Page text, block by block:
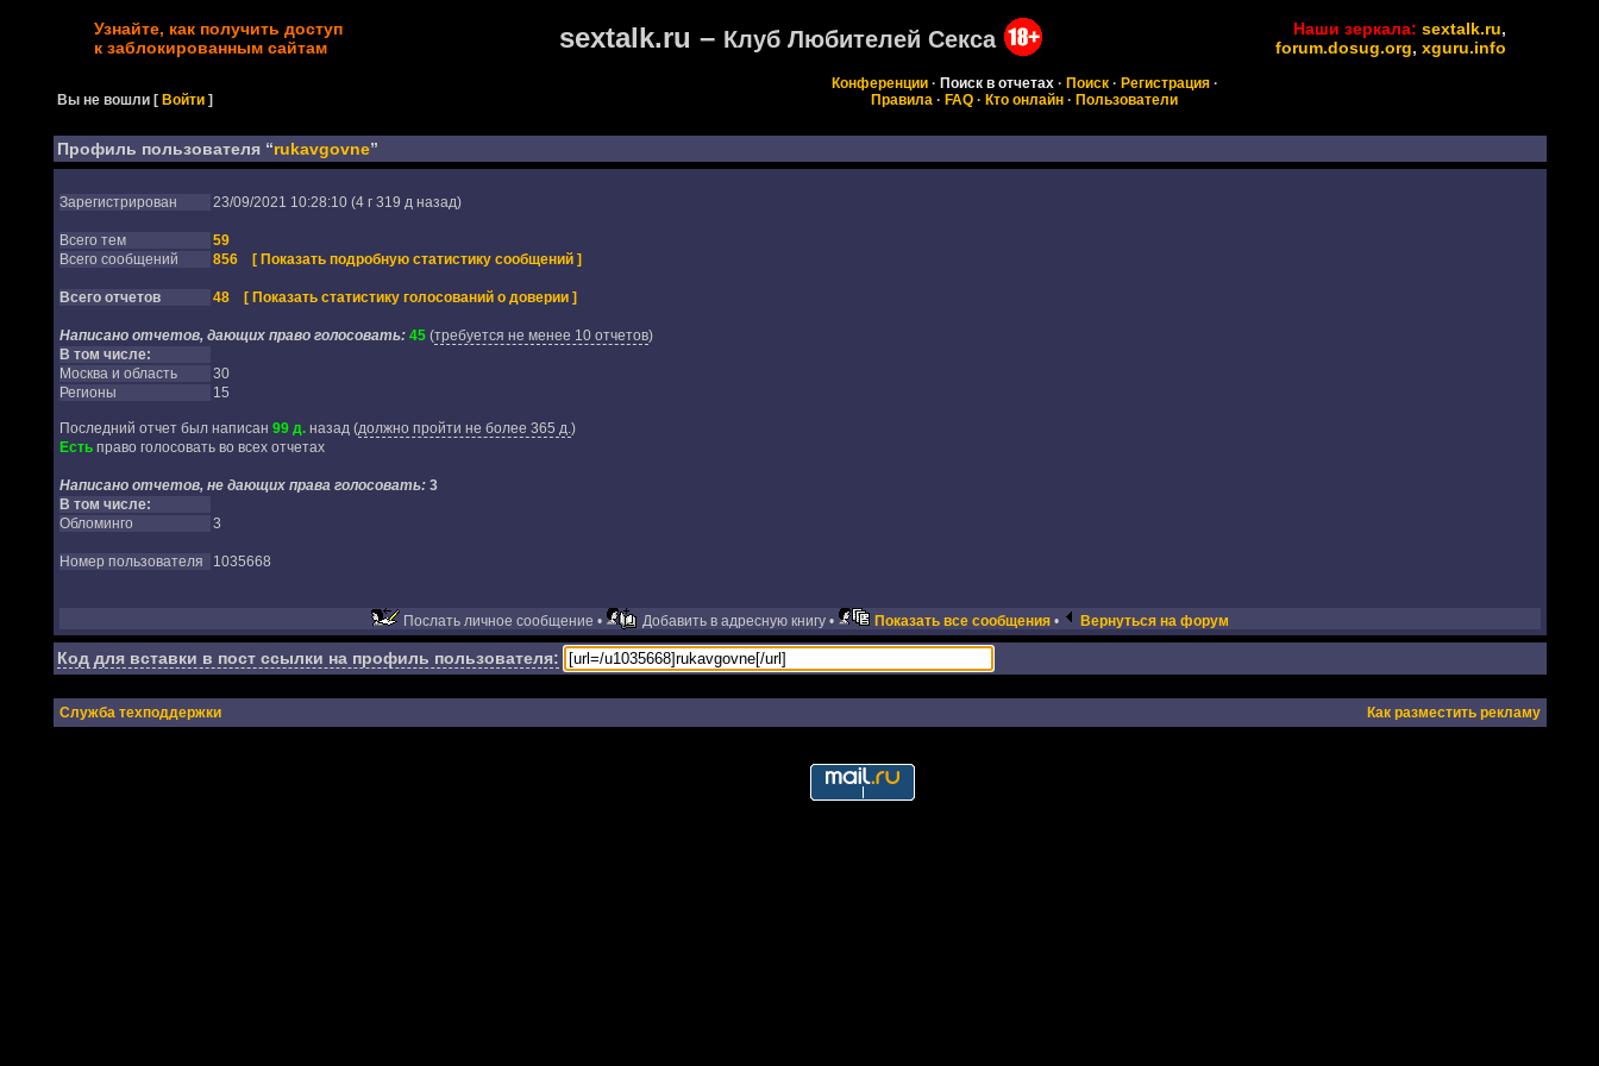
Узнайте, как получить доступ
к заблокированным сайтам
sextalk.ru – Клуб Любителей Секса Наши зеркала: sextalk.ru,
forum.dosug.org, xguru.info
Вы не вошли [Войти ]
Конференции· Поиск в отчетах· Поиск· Регистрация·
Правила · FAQ · Кто онлайн · Пользователи
Профиль пользователя “rukavgovne”
Зарегистрирован 23/09/2021 10:28:10 (4 г 319 д назад)
Всего тем
59
Всего сообщений
856 [ Показать подробную статистику сообщений ]
Всего отчетов 48 [ Показать статистику голосований о доверии ]
Написано отчетов, дающих право голосовать: 45(требуется не менее 10 отчетов)
В том числе:
Москва и область
30
Регионы
15
Последний отчет был написан 99 д.назад(должно пройти не более 365 д.)
Естьправо голосовать во всех отчетах
Написано отчетов, не дающих права голосовать: 3
В том числе:
Обломинго
3
Номер пользователя 1035668
Послать личное сообщение • Добавить в адресную книгу • Показать все сообщения• Вернуться на форум
Код для вставки в пост ссылки на профиль пользователя:
Служба техподдержки Как разместить рекламу